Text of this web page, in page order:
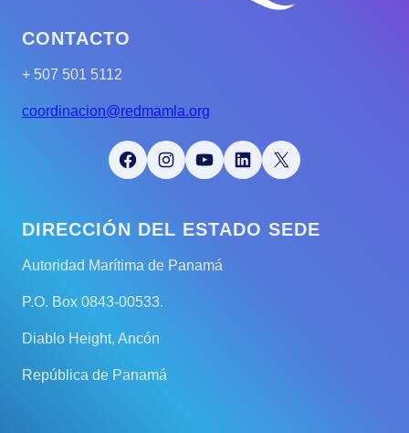
CONTACTO
+ 507 501 5112
coordinacion@redmamla.org
Facebook Instagram YouTube LinkedIn X
DIRECCIÓN DEL ESTADO SEDE
Autoridad Marítima de Panamá
P.O. Box 0843-00533.
Diablo Height, Ancón
República de Panamá